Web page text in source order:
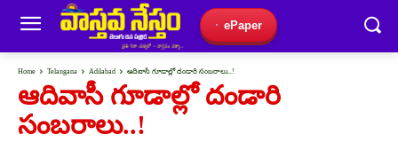
ePaper
Home Telangana Adilabad ఆదివాసీ గూడాల్లో దండారి సంబరాలు..!
ఆదివాసీ గూడాల్లో దండారి
సంబరాలు..!